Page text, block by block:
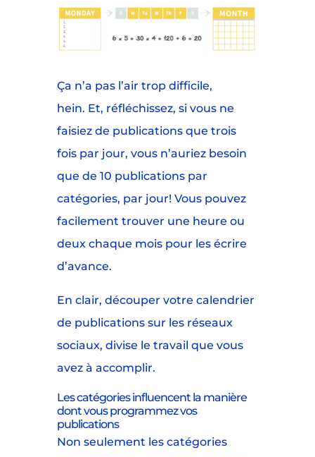
Ça n’a pas l’air trop difficile,
hein. Et, réfléchissez, si vous ne
faisiez de publications que trois
fois par jour, vous n’auriez besoin
que de 10 publications par
catégories, par jour! Vous pouvez
facilement trouver une heure ou
deux chaque mois pour les écrire
d’avance.
En clair, découper votre calendrier
de publications sur les réseaux
sociaux, divise le travail que vous
avez à accomplir.
Les catégories influencent la manière
dont vous programmez vos
publications
Non seulement les catégories